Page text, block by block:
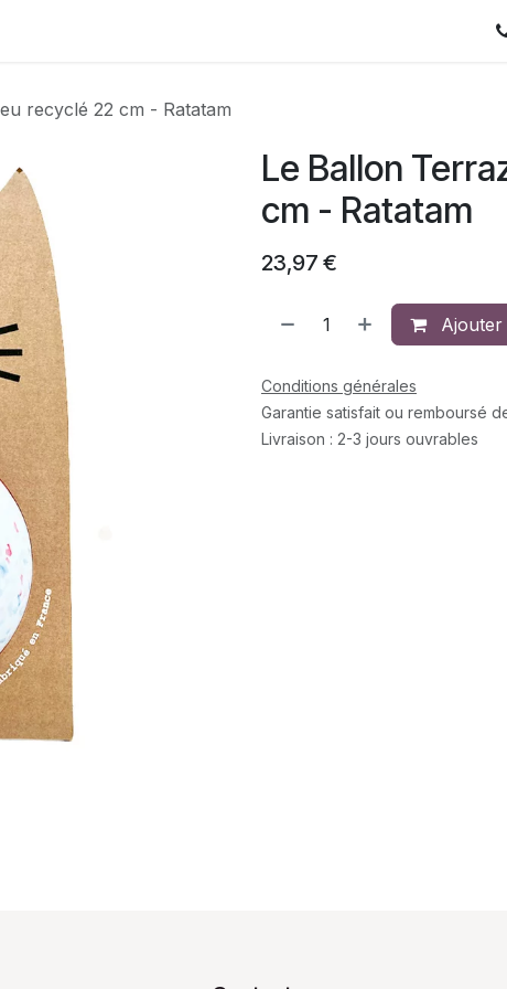
recyclé 22 cm - Ratatam
Le Ballon
cm - Ratatam
23,97 €
Conditions générales
Garantie satisfait ou remboursé
Livraison : 2-3 jours ouvrables